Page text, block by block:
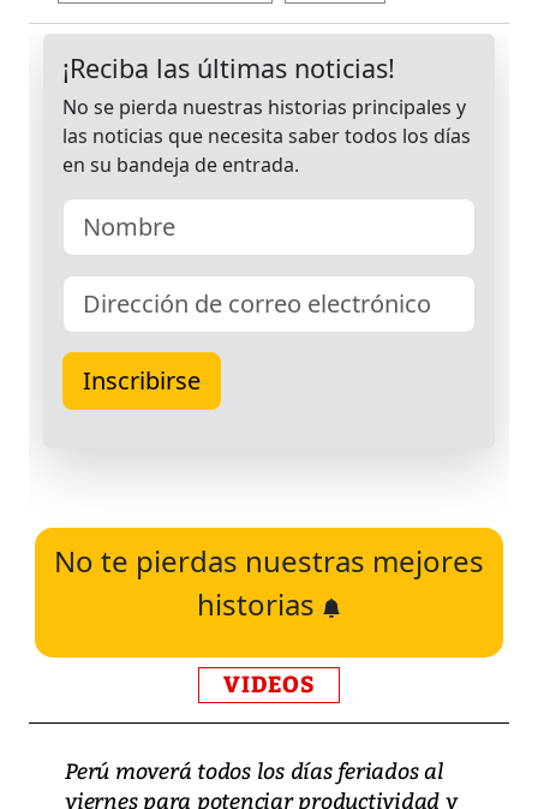
No te pierdas nuestras mejores
historias
VIDEOS
Perú moverá todos los días feriados al
viernes para potenciar productividad y